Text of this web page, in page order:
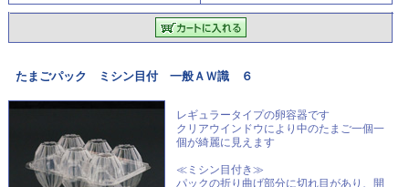
たまごパック ミシン目付 一般ＡＷ識 ６
レギュラータイプの卵容器です
クリアウインドウにより中のたまご一個一
個が綺麗に見えます
≪ミシン目付き≫
パックの折り曲げ部分に切れ目があり、開